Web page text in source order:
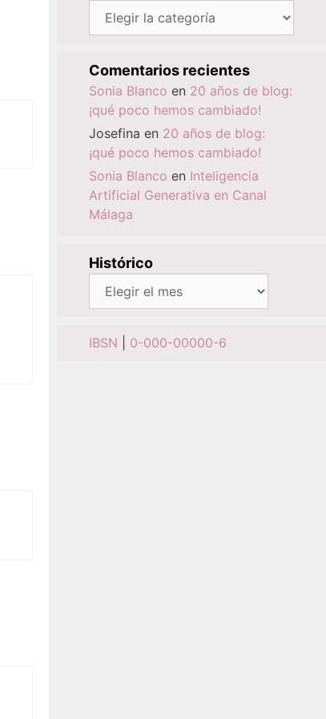
Categorías
Comentarios recientes
Sonia Blanco en 20 años de blog:
¡qué poco hemos cambiado!
Josefina en 20 años de blog:
¡qué poco hemos cambiado!
Sonia Blanco en Inteligencia
Artificial Generativa en Canal
Málaga
Histórico
Histórico
IBSN 0-000-00000-6